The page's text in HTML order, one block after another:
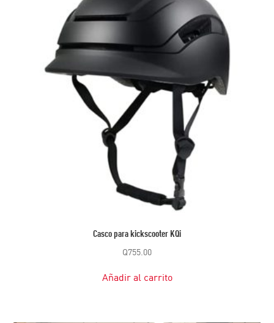
Casco para kickscooter KQi
Q755.00
Añadir al carrito